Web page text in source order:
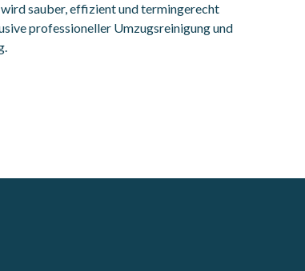
sauber, effizient und termingerecht
professioneller Umzugsreinigung und